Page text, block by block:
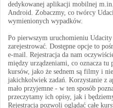
dedykowanej aplikacji mobilnej
Android. Zobaczmy, co twórcy
wymienionych wypadków.
Po pierwszym uruchomieniu
zarejestrować. Dostępne opcje to
e-mail. Rejestracja da nam
między urządzeniami, co oznacza
kursów, jako że sednem są filmy i
jakichkolwiek zadań. Korzystanie z
mało przyjemne - w ten sposób
przeczytamy ich opisy, jak i
Rejestracja pozwoli oglądać całe